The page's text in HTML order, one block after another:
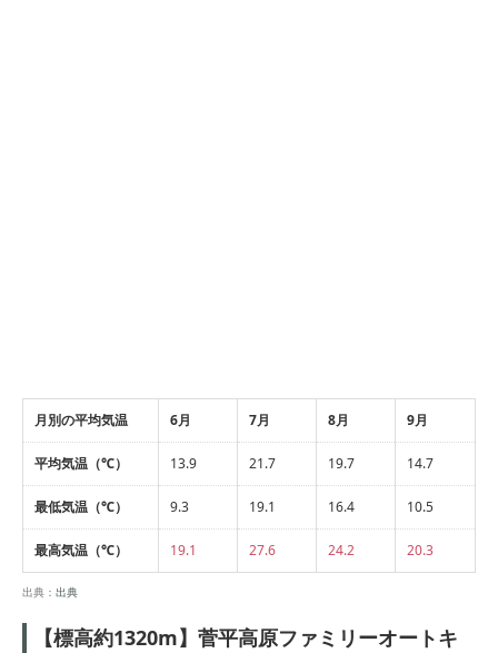
月別の平均気温 6月 7月 8月 9月
平均気温（℃） 13.9 21.7 19.7 14.7
最低気温（℃） 9.3 19.1 16.4 10.5
最高気温（℃） 19.1 27.6 24.2 20.3
出典： 出典
【標高約1320m】菅平高原ファミリーオートキ